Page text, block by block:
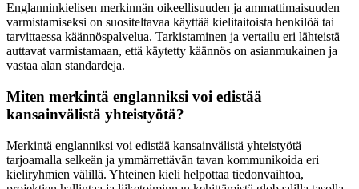
Englanninkielisen merkinnän oikeellisuuden ja ammattimaisuuden
varmistamiseksi on suositeltavaa käyttää kielitaitoista henkilöä tai
tarvittaessa käännöspalvelua. Tarkistaminen ja vertailu eri lähteistä
auttavat varmistamaan, että käytetty käännös on asianmukainen ja
vastaa alan standardeja.
Miten merkintä englanniksi voi edistää
kansainvälistä yhteistyötä?
Merkintä englanniksi voi edistää kansainvälistä yhteistyötä
tarjoamalla selkeän ja ymmärrettävän tavan kommunikoida eri
kieliryhmien välillä. Yhteinen kieli helpottaa tiedonvaihtoa,